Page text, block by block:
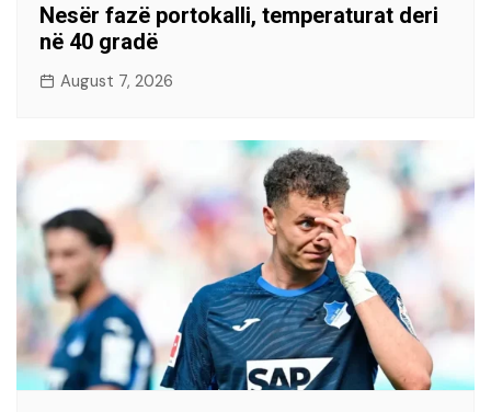
Nesër fazë portokalli, temperaturat deri
në 40 gradë
August 7, 2026